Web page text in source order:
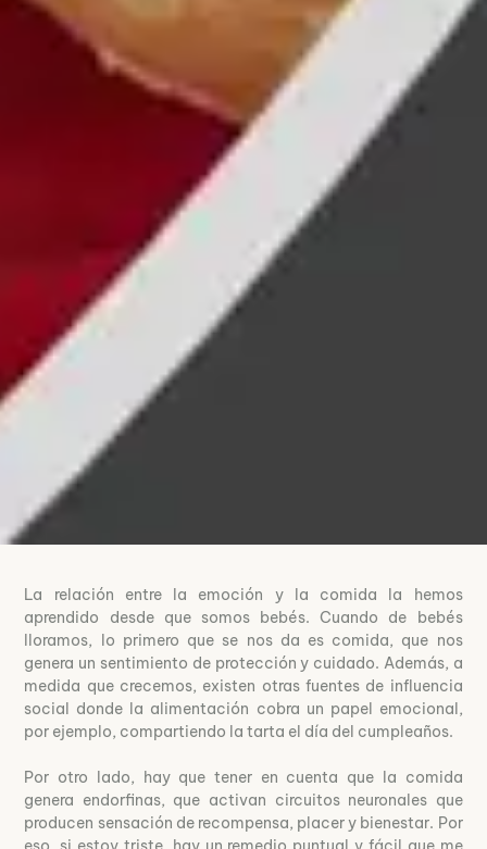
La relación entre la emoción y la comida la hemos
aprendido desde que somos bebés. Cuando de bebés
lloramos, lo primero que se nos da es comida, que nos
genera un sentimiento de protección y cuidado. Además, a
medida que crecemos, existen otras fuentes de influencia
social donde la alimentación cobra un papel emocional,
por ejemplo, compartiendo la tarta el día del cumpleaños.
Por otro lado, hay que tener en cuenta que la comida
genera endorfinas, que activan circuitos neuronales que
producen sensación de recompensa, placer y bienestar. Por